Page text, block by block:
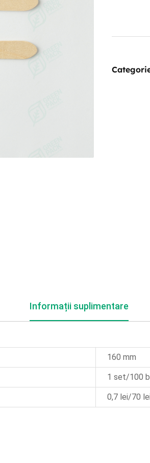
Informații suplimentare
160 mm
1 set/100
0,7 lei/70 lei